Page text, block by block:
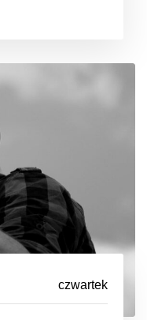
czwartek